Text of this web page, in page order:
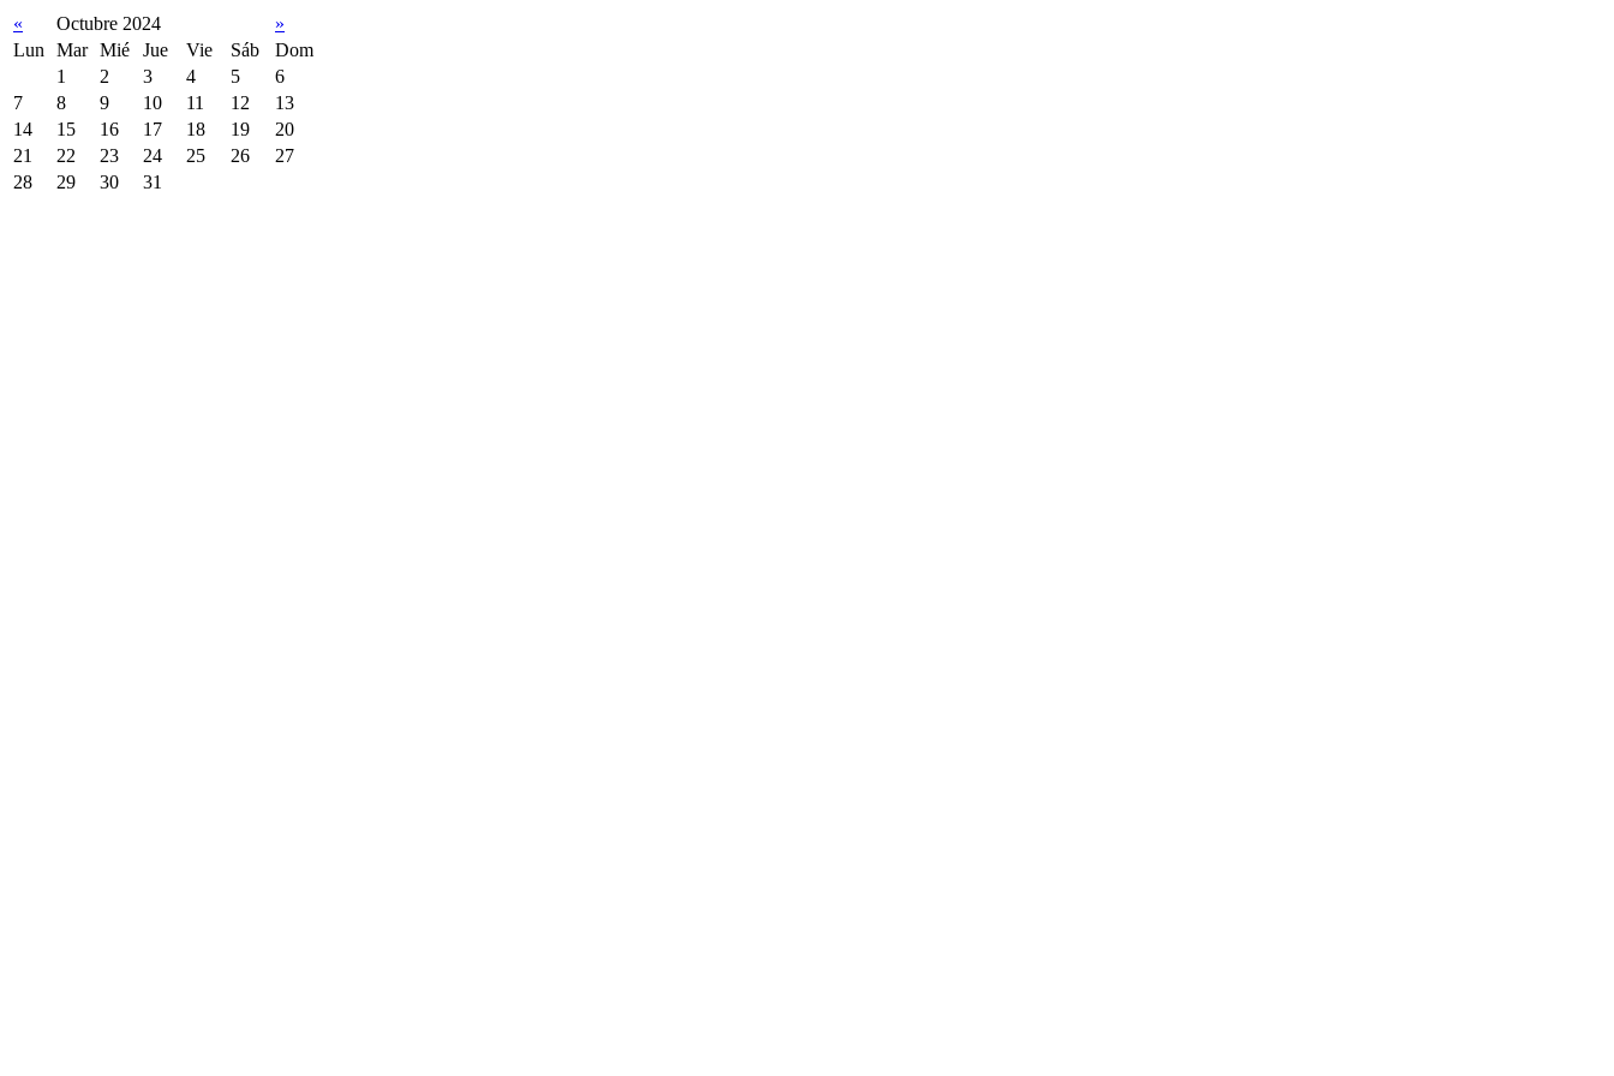
« Octubre 2024
»
Lun
Mar Mié Jue Vie Sáb
Dom
1
2 3 4 5
6
7
8 9 10 11 12
13
14
15 16 17 18 19
20
21
22 23 24 25 26
27
28
29 30 31